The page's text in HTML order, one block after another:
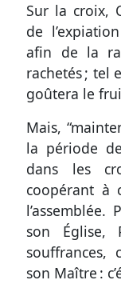
Sur la croix,
de
afin de la
rachetés ; tel
goûtera le
Mais,
la période
dans les
coopérant à
son Église,
souffrances,
son Maître :